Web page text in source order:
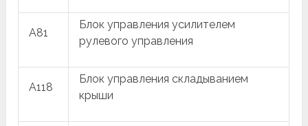
A81
Блок управления усилителем
рулевого управления
A118
Блок управления складыванием
крыши